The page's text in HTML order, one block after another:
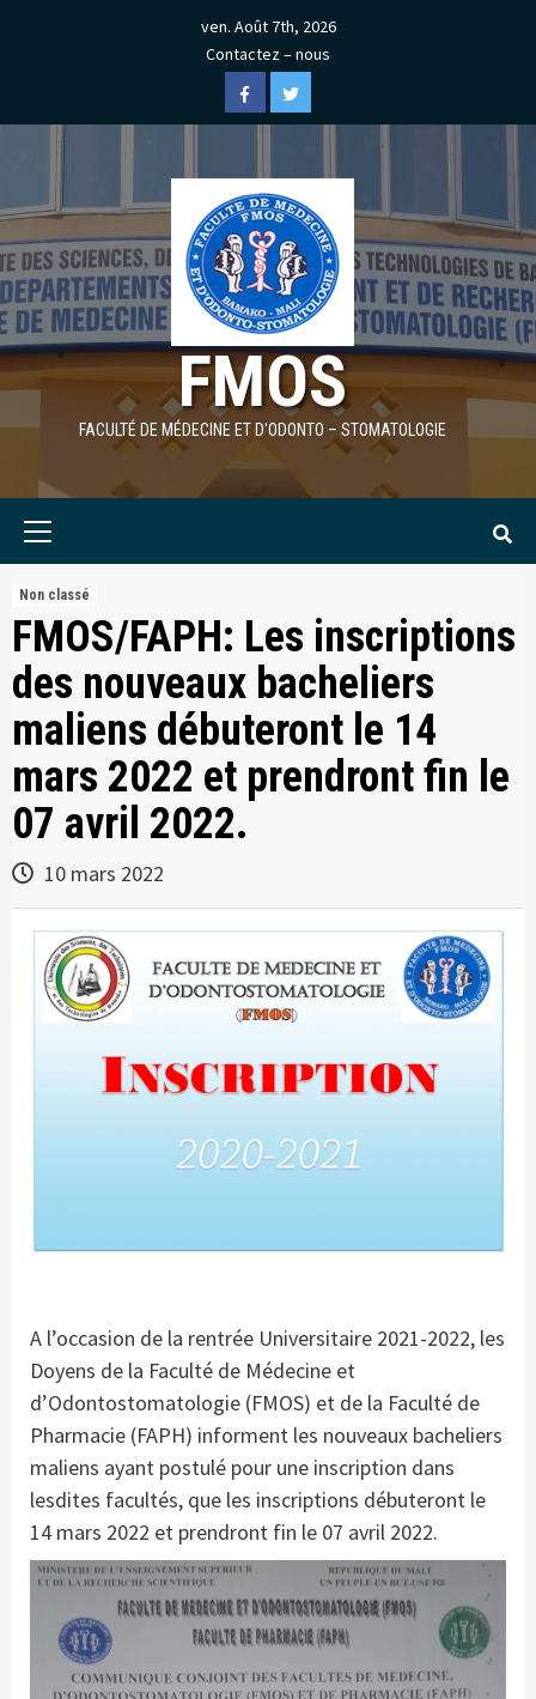
ven. Août 7th, 2026
Contactez – nous
FacebookTwitter
FMOS
FACULTÉ DE MÉDECINE ET D'ODONTO – STOMATOLOGIE
Non classé
FMOS/FAPH: Les inscriptions
des nouveaux bacheliers
maliens débuteront le 14
mars 2022 et prendront fin le
07 avril 2022.
10 mars 2022
A l’occasion de la rentrée Universitaire 2021-2022, les
Doyens de la Faculté de Médecine et
d’Odontostomatologie (FMOS) et de la Faculté de
Pharmacie (FAPH) informent les nouveaux bacheliers
maliens ayant postulé pour une inscription dans
lesdites facultés, que les inscriptions débuteront le
14 mars 2022 et prendront fin le 07 avril 2022.